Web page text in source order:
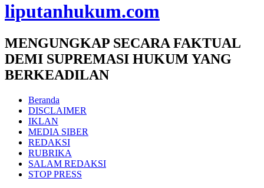
liputanhukum.com
MENGUNGKAP SECARA FAKTUAL
DEMI SUPREMASI HUKUM YANG
BERKEADILAN
Beranda
DISCLAIMER
IKLAN
MEDIA SIBER
REDAKSI
RUBRIKA
SALAM REDAKSI
STOP PRESS